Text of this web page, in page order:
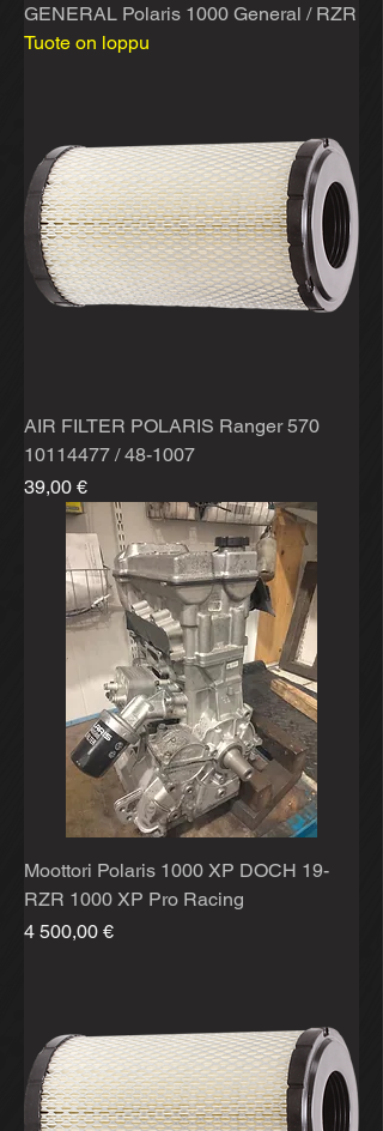
GENERAL Polaris 1000 General / RZR
Tuote on loppu
AIR FILTER POLARIS Ranger 570
10114477 / 48-1007
Hinta
39,00 €
Moottori Polaris 1000 XP DOCH 19-
RZR 1000 XP Pro Racing
Hinta
4 500,00 €